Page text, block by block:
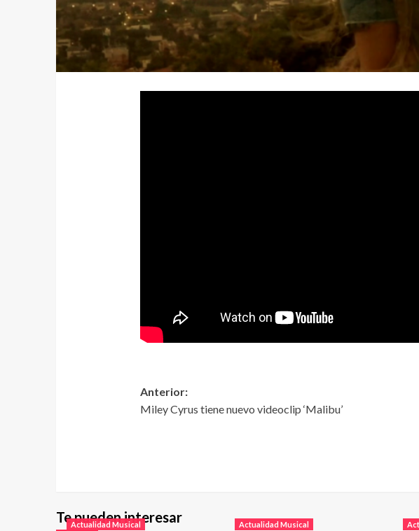
Anterior:
Miley Cyrus tiene nuevo videoclip ‘Malibu’
Te pueden interesar
Actualidad Musical Actualidad Musical